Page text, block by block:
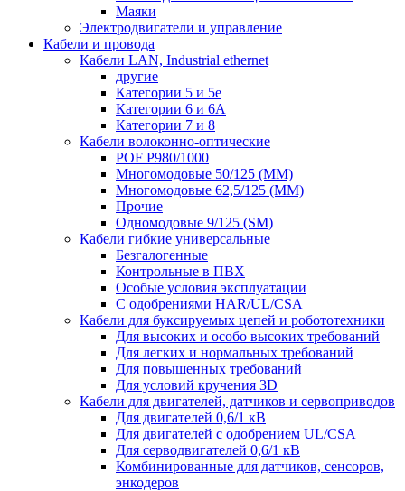
Маяки
Электродвигатели и управление
Кабели и провода
Кабели LAN, Industrial ethernet
другие
Категории 5 и 5е
Категории 6 и 6A
Категории 7 и 8
Кабели волоконно-оптические
POF P980/1000
Многомодовые 50/125 (ММ)
Многомодовые 62,5/125 (ММ)
Прочие
Одномодовые 9/125 (SM)
Кабели гибкие универсальные
Безгалогенные
Контрольные в ПВХ
Особые условия эксплуатации
С одобрениями HAR/UL/CSA
Кабели для буксируемых цепей и робототехники
Для высоких и особо высоких требований
Для легких и нормальных требований
Для повышенных требований
Для условий кручения 3D
Кабели для двигателей, датчиков и сервоприводов
Для двигателей 0,6/1 кВ
Для двигателей с одобрением UL/CSA
Для серводвигателей 0,6/1 кВ
Комбинированные для датчиков, cенсоров,
энкодеров